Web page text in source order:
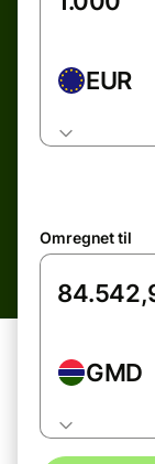
EUR
Omregnet til
GMD